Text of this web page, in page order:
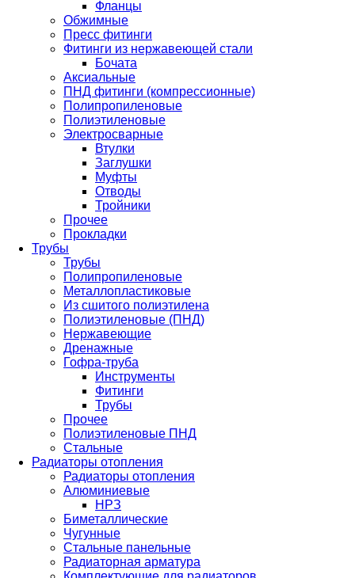
Фланцы
Обжимные
Пресс фитинги
Фитинги из нержавеющей стали
Бочата
Аксиальные
ПНД фитинги (компрессионные)
Полипропиленовые
Полиэтиленовые
Электросварные
Втулки
Заглушки
Муфты
Отводы
Тройники
Прочее
Прокладки
Трубы
Трубы
Полипропиленовые
Металлопластиковые
Из сшитого полиэтилена
Полиэтиленовые (ПНД)
Нержавеющие
Дренажные
Гофра-труба
Инструменты
Фитинги
Трубы
Прочее
Полиэтиленовые ПНД
Стальные
Радиаторы отопления
Радиаторы отопления
Алюминиевые
НРЗ
Биметаллические
Чугунные
Стальные панельные
Радиаторная арматура